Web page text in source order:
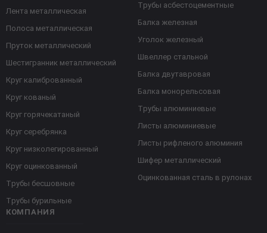
КОМПАНИЯ
Лента металлическая
Полоса металлическая
Пруток металлический
Шестигранник металлический
Круг калиброванный
Круг кованый
Круг горячекатаный
Круг серебрянка
Круг низколегированный
Круг оцинкованный
Трубы бесшовные
Трубы бурильные
Трубы асбестоцементные
Балка железная
Уголок железный
Швеллер стальной
Балка двутавровая
Балка монорельсовая
Трубы алюминиевые
Листы алюминиевые
Листы рифленого алюминия
Шифер металлический
Оцинкованная сталь в рулонах